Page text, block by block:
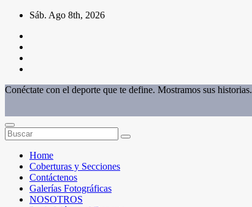
Saltar
contenido
Sáb. Ago 8th, 2026
Conéctate con el deporte que te define. Mostramos sus historias.
Home
Coberturas y Secciones
Contáctenos
Galerías Fotográficas
NOSOTROS